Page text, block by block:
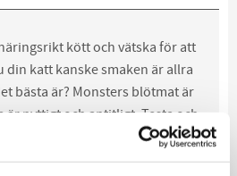
kött och vätska för att
din katt kanske smaken är allra
bästa är? Monsters blötmat är
är nyttigt och aptitligt. Testa och